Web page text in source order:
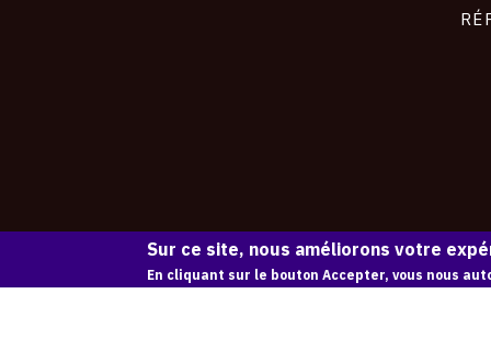
Sur ce site, nous améliorons votre
En cliquant sur le bouton Accepter, vous nous